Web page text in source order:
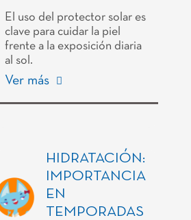
El uso del protector solar es
clave para cuidar la piel
frente a la exposición diaria
al sol.
Ver más
HIDRATACIÓN:
IMPORTANCIA
EN
TEMPORADAS